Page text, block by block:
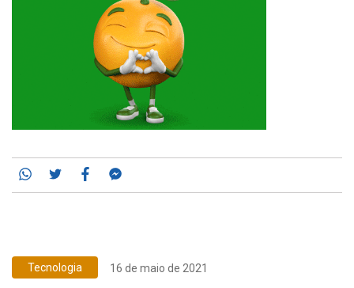
Whatsapp
TwitterFacebook
Tecnologia 16 de maio de 2021